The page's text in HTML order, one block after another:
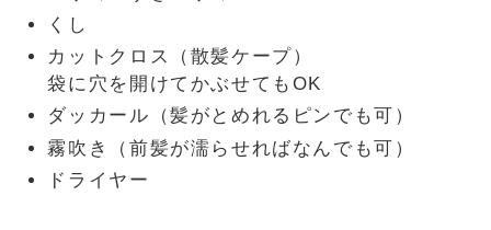
くし
カットクロス（散髪ケープ）
袋に穴を開けてかぶせてもOK
ダッカール（髪がとめれるピンでも可）
霧吹き（前髪が濡らせればなんでも可）
ドライヤー